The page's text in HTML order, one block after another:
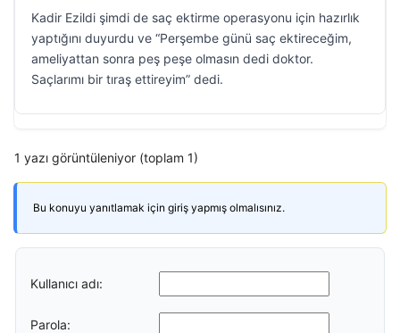
Kadir Ezildi şimdi de saç ektirme operasyonu için hazırlık
yaptığını duyurdu ve “Perşembe günü saç ektireceğim,
ameliyattan sonra peş peşe olmasın dedi doktor.
Saçlarımı bir tıraş ettireyim” dedi.
1 yazı görüntüleniyor (toplam 1)
Bu konuyu yanıtlamak için giriş yapmış olmalısınız.
Kullanıcı adı:
Parola: